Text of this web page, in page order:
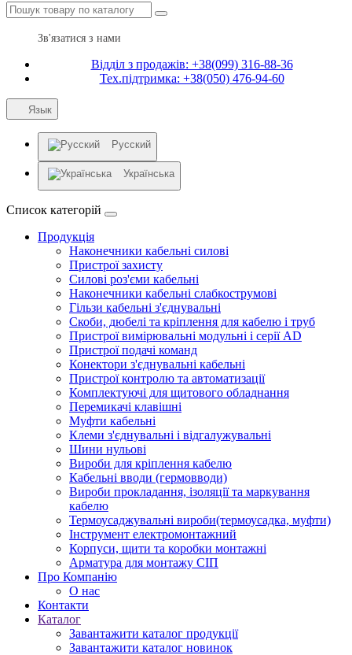
Зв'язатися з нами
Відділ з продажів: +38(099) 316-88-36
Тех.підтримка: +38(050) 476-94-60
Язык
Русский
Українська
Список категорій
Продукція
Наконечники кабельні силові
Пристрої захисту
Силові роз'єми кабельні
Наконечники кабельні слабкострумові
Гільзи кабельні з'єднувальні
Скоби, дюбелі та кріплення для кабелю і труб
Пристрої вимірювальні модульні і серії AD
Пристрої подачі команд
Конектори з'єднувальні кабельні
Пристрої контролю та автоматизації
Комплектуючі для щитового обладнання
Перемикачі клавішні
Муфти кабельні
Клеми з'єднувальні і відгалужувальні
Шини нульові
Вироби для кріплення кабелю
Кабельні вводи (гермовводи)
Вироби прокладання, iзоляції та маркування
кабелю
Термоусаджувальні вироби(термоусадка, муфти)
Інструмент електромонтажний
Корпуси, щити та коробки монтажні
Арматура для монтажу СІП
Про Компанію
О нас
Контакти
Каталог
Завантажити каталог продукції
Завантажити каталог новинок